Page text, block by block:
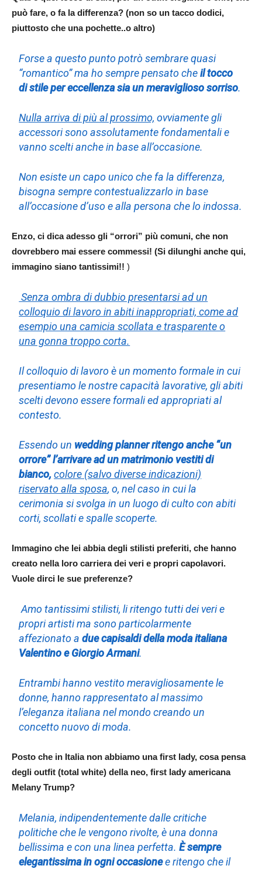
può fare, o fa la differenza? (non so un tacco dodici,
piuttosto che una pochette..o altro)
Forse a questo punto potrò sembrare quasi
“romantico” ma ho sempre pensato cheil tocco
di stile per eccellenza sia un meraviglioso sorriso.
Nulla arriva di più al prossimo, ovviamente gli
accessori sono assolutamente fondamentali e
vanno scelti anche in base all’occasione.
Non esiste un capo unico che fa la differenza,
bisogna sempre contestualizzarlo in base
all’occasione d’uso e alla persona che lo indossa.
Enzo, ci dica adesso gli “orrori” più comuni, che non
dovrebbero mai essere commessi! (Si dilunghi anche qui,
immagino siano tantissimi!! )
Senza ombra di dubbio presentarsi ad un
colloquio di lavoro in abiti inappropriati, come ad
esempio una camicia scollata e trasparente o
una gonna troppo corta.
Il colloquio di lavoro è un momento formale in cui
presentiamo le nostre capacità lavorative, gli abiti
scelti devono essere formali ed appropriati al
contesto.
Essendo un wedding planner ritengo anche “un
orrore” l’arrivare ad un matrimonio vestiti di
bianco, colore (salvo diverse indicazioni)
riservato alla sposa, o, nel caso in cui la
cerimonia si svolga in un luogo di culto con abiti
corti, scollati e spalle scoperte.
Immagino che lei abbia degli stilisti preferiti, che hanno
creato nella loro carriera dei veri e propri capolavori.
Vuole dirci le sue preferenze?
Amo tantissimi stilisti, li ritengo tutti dei veri e
propri artisti ma sono particolarmente
affezionato adue capisaldi della moda italiana
Valentino e Giorgio Armani.
Entrambi hanno vestito meravigliosamente le
donne, hanno rappresentato al massimo
l’eleganza italiana nel mondo creando un
concetto nuovo di moda.
Posto che in Italia non abbiamo una first lady, cosa pensa
degli outfit (total white) della neo, first lady americana
Melany Trump?
Melania, indipendentemente dalle critiche
politiche che le vengono rivolte, è una donna
bellissima e con una linea perfetta.È sempre
elegantissima in ogni occasionee ritengo che il